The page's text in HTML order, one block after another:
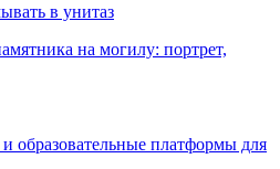
в унитаз
на могилу: портрет,
образовательные платформы для